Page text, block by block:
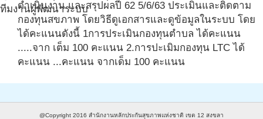
ทีมงานผู้พัฒนาระบบ
ดำเนินงาน และสรุปผลปี 62 5/6/63 ประเมินและติดตาม
กองทุนสขภาพ โดยวิธีดูเอกสารและดูข้อมูลในระบบ โดย
ได้คะแนนดังนี้ 1การประเมินกองทุนตำบล ได้คะแนน
.....จาก เต็ม 100 คะแนน 2.การปะเมิมกองทุน LTC ได้
คะแนน ...คะแนน จากเด็ม 100 คะแนน
@Copyright 2016 สำนักงานหลักประกันสุขภาพแห่งชาติ เขต 12 สงขลา